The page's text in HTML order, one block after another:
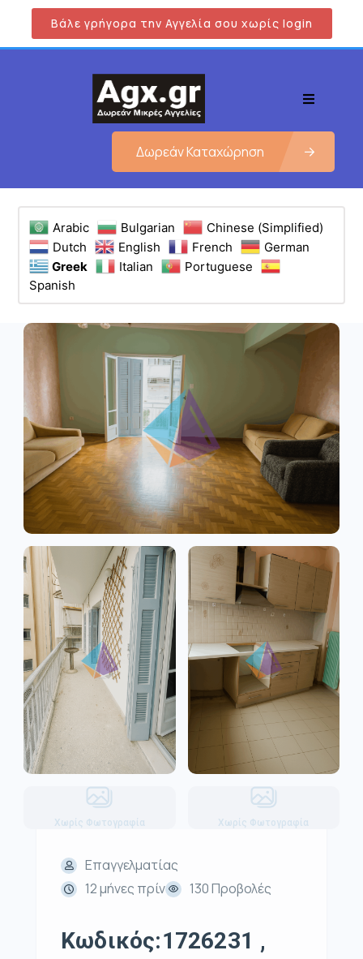
Βάλε γρήγορα την Αγγελία σου χωρίς login
Δωρεάν Καταχώρηση
Arabic Bulgarian
Chinese (Simplified)
Dutch
English French
German
Greek
Italian
Portuguese
Spanish
Χωρίς Φωτογραφία Χωρίς Φωτογραφία
Επαγγελματίας
12 μήνες πρίν
130 Προβολές
Κωδικός:1726231 ,